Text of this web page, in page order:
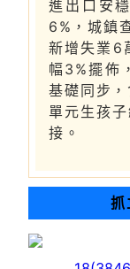
進出口安
6%，城鎮
新增失業6
幅3%擺佈
基礎同步
單元生孩
接。
抓